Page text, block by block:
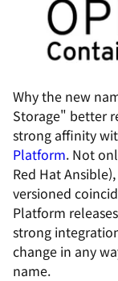
Why the new
Storage" better
strong affinity
Platform. Not
Red Hat
versioned
Platform
strong
change in any
name.